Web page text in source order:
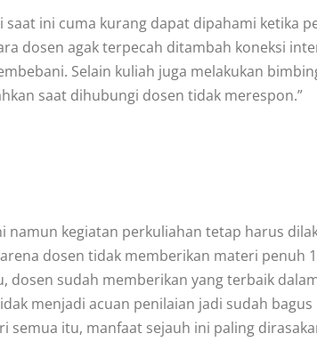
ini cuma kurang dapat dipahami ketika
dosen agak terpecah ditambah koneksi
Selain kuliah juga melakukan
saat dihubungi dosen tidak merespon.”
namun kegiatan perkuliahan tetap harus
dosen tidak memberikan materi penuh
dosen sudah memberikan yang terbaik
menjadi acuan penilaian jadi sudah
semua itu, manfaat sejauh ini paling